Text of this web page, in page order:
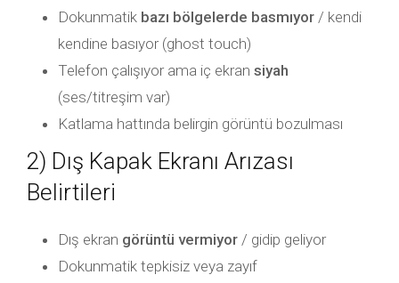
Dokunmatik bazı bölgelerde basmıyor / kendi
kendine basıyor (ghost touch)
Telefon çalışıyor ama iç ekran siyah
(ses/titreşim var)
Katlama hattında belirgin görüntü bozulması
2) Dış Kapak Ekranı Arızası
Belirtileri
Dış ekran görüntü vermiyor / gidip geliyor
Dokunmatik tepkisiz veya zayıf